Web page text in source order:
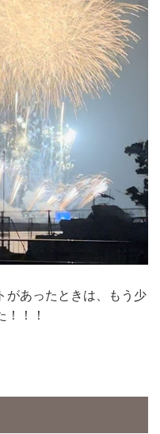
があったときは、もう少
！！